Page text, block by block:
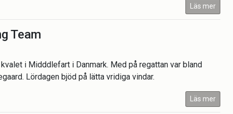
Läs mer
Team
i Midddlefart i Danmark. Med på regattan var bland
Lördagen bjöd på lätta vridiga vindar.
Läs mer